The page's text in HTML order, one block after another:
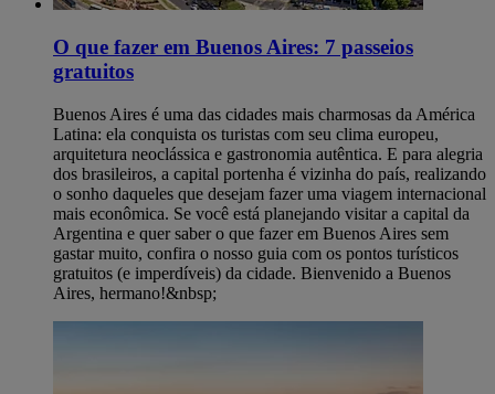
O que fazer em Buenos Aires: 7 passeios
gratuitos
Buenos Aires é uma das cidades mais charmosas da América
Latina: ela conquista os turistas com seu clima europeu,
arquitetura neoclássica e gastronomia autêntica. E para alegria
dos brasileiros, a capital portenha é vizinha do país, realizando
o sonho daqueles que desejam fazer uma viagem internacional
mais econômica. Se você está planejando visitar a capital da
Argentina e quer saber o que fazer em Buenos Aires sem
gastar muito, confira o nosso guia com os pontos turísticos
gratuitos (e imperdíveis) da cidade. Bienvenido a Buenos
Aires, hermano!&nbsp;